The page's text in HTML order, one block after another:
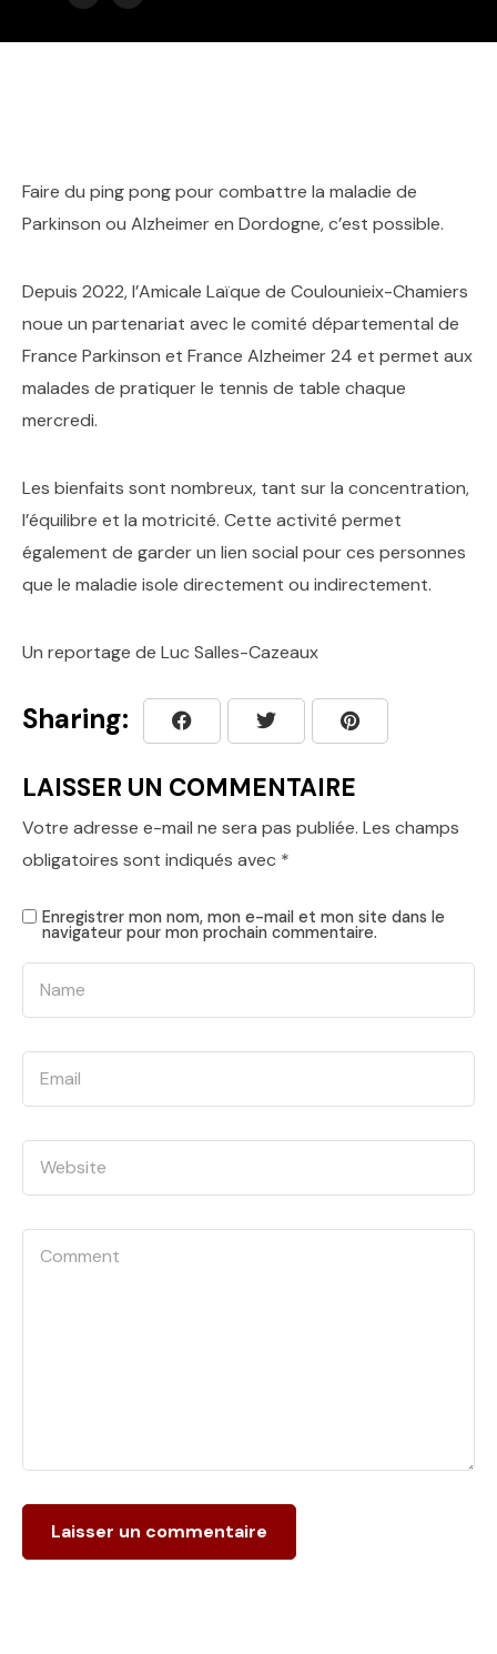
Faire du ping pong pour combattre la maladie de
Parkinson ou Alzheimer en Dordogne, c’est possible.
Depuis 2022, l’Amicale Laïque de Coulounieix-Chamiers
noue un partenariat avec le comité départemental de
France Parkinson et France Alzheimer 24 et permet aux
malades de pratiquer le tennis de table chaque
mercredi.
Les bienfaits sont nombreux, tant sur la concentration,
l’équilibre et la motricité. Cette activité permet
également de garder un lien social pour ces personnes
que le maladie isole directement ou indirectement.
Un reportage de Luc Salles-Cazeaux
Sharing:
LAISSER UN COMMENTAIRE
Votre adresse e-mail ne sera pas publiée. Les champs
obligatoires sont indiqués avec *
Enregistrer mon nom, mon e-mail et mon site dans le
navigateur pour mon prochain commentaire.